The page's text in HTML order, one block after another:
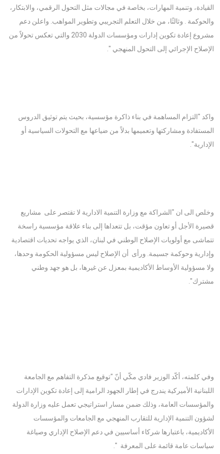
القيادة، وتنمية المهارات، بخاصة في مجالات مثل التحول الرقمي، والابتكار،
والحوكمة . وثالثًا، من خلال التعلم التجريبي وتطوير المواهب. واعلن دعم
مشروع إعادة تكوين إدارات ومؤسسات الدولة 2030 والتي تعكس تحولاً من
الإصلاح الإجرائي إلى التحول المنهجي ".
واكد "التزام المساهمة في بناء ذاكرة مؤسسية، بحيث يتم توثيق الدروس
المستفادة ومشاركتها وتعميمها بدلاً من ضياعها مع التحولات السياسية أو
الإدارية".
وخلص الى ان "الشراكة مع وزارة التنمية الادارية لا تقتصر على مشاريع
قصيرة الأجل أو تعاون مؤقت، بل تتعداها إلى بناء علاقة مؤسسية راسخة
تتماشى مع أولويات الإصلاح الوطني في لبنان، الذي يواجه تحديات اقتصادية
وإدارية وحوكمة جسيمة. ورأى أن الإصلاح ليس مسؤولية الحكومة وحدها،
ولا مسؤولية الأوساط الأكاديمية بمعزل عن غيرها، بل هو جهد وطني
مشترك".
وفي كلمته، أكّد الوزير فادي مكّي أنّ "توقيع مذكرة التفاهم مع الجامعة
اللبنانية الأميركية يندرج في إطار الجهود الرامية إلى إعادة تكوين الإدارات
والمؤسسات العامة، وذلك ضمن مسار استراتيجي تعمل عليه وزارة الدولة
لشؤون التنمية الإدارية للتقارب المنهجي مع الجامعات والمؤسسات
الأكاديمية، باعتبارها شركاء أساسيين في دعم الإصلاح الإداري وصياغة
سياسات عامة قائمة على المعرفة ".